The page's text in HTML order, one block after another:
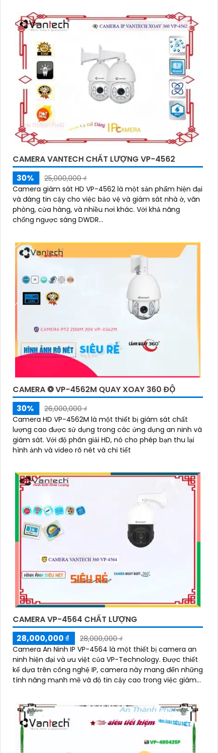
CAMERA VANTECH CHẤT LƯỢNG VP-4562
30%
25,000,000 ₫
Camera giám sát HD VP-4562 là một sản phẩm hiện đại
và đáng tin cậy cho việc bảo vệ và giám sát nhà ở, văn
phòng, cửa hàng, và nhiều nơi khác. Với khả năng
chống ngược sáng DWDR...
CAMERA ❂ VP-4562M QUAY XOAY 360 ĐỘ
30%
26,000,000 ₫
Camera HD VP-4562M là một thiết bị giám sát chất
lượng cao được sử dụng trong các ứng dụng an ninh và
giám sát. Với độ phân giải HD, nó cho phép bạn thu lại
hình ảnh và video rõ nét và chi tiết
CAMERA VP-4564 CHẤT LƯỢNG
28,000,000 ₫
28,000,000 ₫
Camera An Ninh IP VP-4564 là một thiết bị camera an
ninh hiện đại và ưu việt của VP-Technology. Được thiết
kế dựa trên công nghệ IP, camera này mang đến những
tính năng mạnh mẽ và độ tin cậy cao trong việc giám